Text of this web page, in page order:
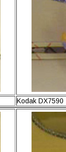
Kodak DX7590